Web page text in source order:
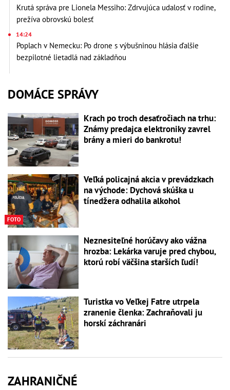
Krutá správa pre Lionela Messiho: Zdrvujúca udalosť v rodine,
prežíva obrovskú bolesť
14:24
Poplach v Nemecku: Po drone s výbušninou hlásia ďalšie
bezpilotné lietadlá nad základňou
DOMÁCE SPRÁVY
Krach po troch desaťročiach na trhu:
Známy predajca elektroniky zavrel
brány a mieri do bankrotu!
FOTO
Veľká policajná akcia v prevádzkach
na východe: Dychová skúška u
tínedžera odhalila alkohol
Neznesiteľné horúčavy ako vážna
hrozba: Lekárka varuje pred chybou,
ktorú robí väčšina starších ľudí!
Turistka vo Veľkej Fatre utrpela
zranenie členka: Zachraňovali ju
horskí záchranári
ZAHRANIČNÉ